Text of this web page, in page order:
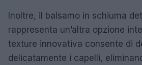
Inoltre, il balsamo in schiuma
rappresenta un’altra opzione
texture innovativa consente di
delicatamente i capelli,